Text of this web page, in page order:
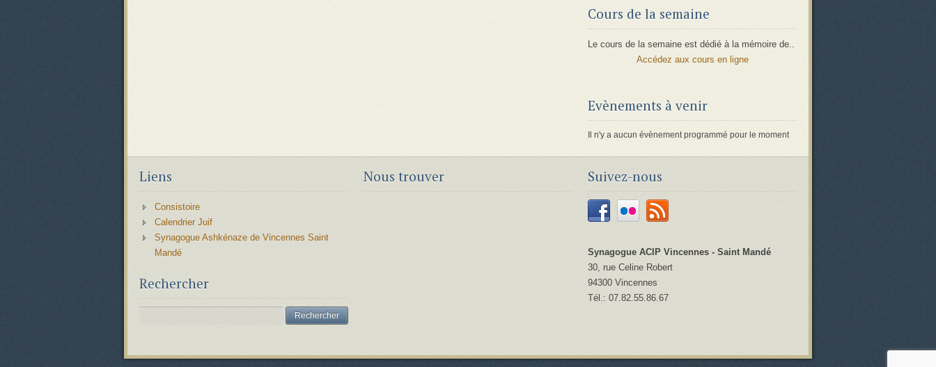
Cours de la semaine
Le cours de la semaine est dédié à la mémoire de..
Accédez aux cours en ligne
Evènements à venir
Il n'y a aucun évènement programmé pour le moment
Liens
Consistoire
Calendrier Juif
Synagogue Ashkénaze de Vincennes Saint
Mandé
Rechercher
Nous trouver Suivez-nous
Synagogue ACIP Vincennes - Saint Mandé
30, rue Celine Robert
94300 Vincennes
Tél.: 07.82.55.86.67